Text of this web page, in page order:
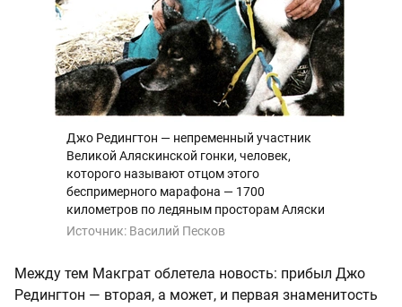
Джо Редингтон — непременный участник
Великой Аляскинской гонки, человек,
которого называют отцом этого
беспримерного марафона — 1700
километров по ледяным просторам Аляски
Источник: Василий Песков
Между тем Макграт облетела новость: прибыл Джо
Редингтон — вторая, а может, и первая знаменитость